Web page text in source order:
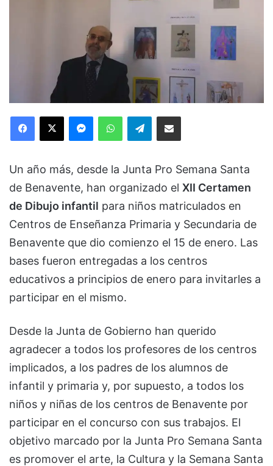
Telegram
Un año más, desde la Junta Pro Semana Santa
de Benavente, han organizado el XII Certamen
de Dibujo infantil para niños matriculados en
Centros de Enseñanza Primaria y Secundaria de
Benavente que dio comienzo el 15 de enero. Las
bases fueron entregadas a los centros
educativos a principios de enero para invitarles a
participar en el mismo.
Desde la Junta de Gobierno han querido
agradecer a todos los profesores de los centros
implicados, a los padres de los alumnos de
infantil y primaria y, por supuesto, a todos los
niños y niñas de los centros de Benavente por
participar en el concurso con sus trabajos. El
objetivo marcado por la Junta Pro Semana Santa
es promover el arte, la Cultura y la Semana Santa